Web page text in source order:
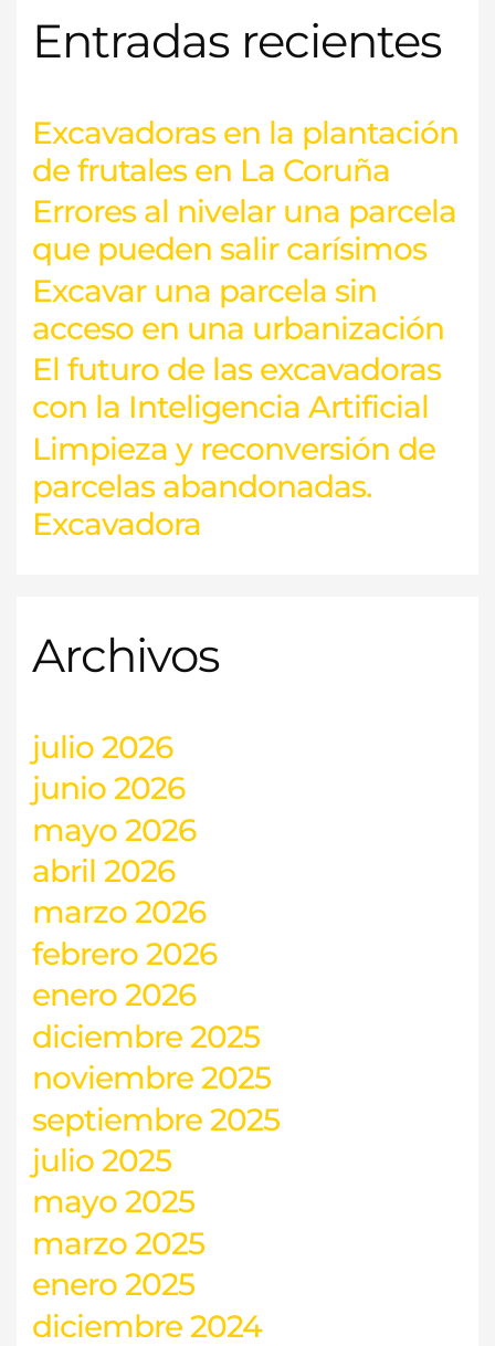
Entradas recientes
Excavadoras en la plantación
de frutales en La Coruña
Errores al nivelar una parcela
que pueden salir carísimos
Excavar una parcela sin
acceso en una urbanización
El futuro de las excavadoras
con la Inteligencia Artificial
Limpieza y reconversión de
parcelas abandonadas.
Excavadora
Archivos
julio 2026
junio 2026
mayo 2026
abril 2026
marzo 2026
febrero 2026
enero 2026
diciembre 2025
noviembre 2025
septiembre 2025
julio 2025
mayo 2025
marzo 2025
enero 2025
diciembre 2024